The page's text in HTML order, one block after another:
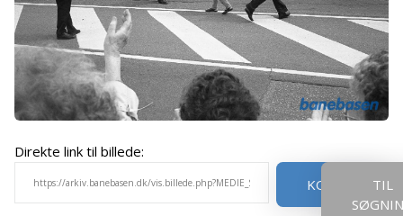
Direkte link til billede:
KOPIER
TIL